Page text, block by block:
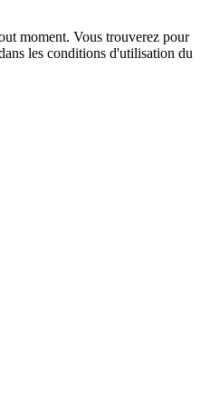
moment. Vous trouverez pour
les conditions d'utilisation du